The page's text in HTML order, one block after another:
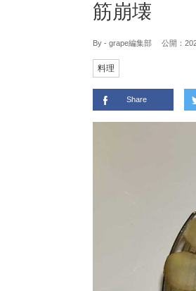
筋崩壊
By - grape編集部 公開：
料理
Share